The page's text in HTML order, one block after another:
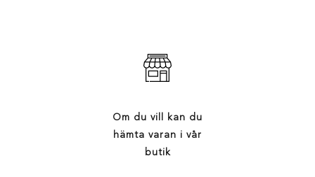
Om du vill kan du
hämta varan i vår
butik